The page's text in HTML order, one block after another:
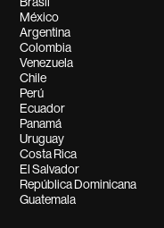
México
Argentina
Colombia
Venezuela
Chile
Perú
Ecuador
Panamá
Uruguay
Costa Rica
El Salvador
República Dominicana
Guatemala